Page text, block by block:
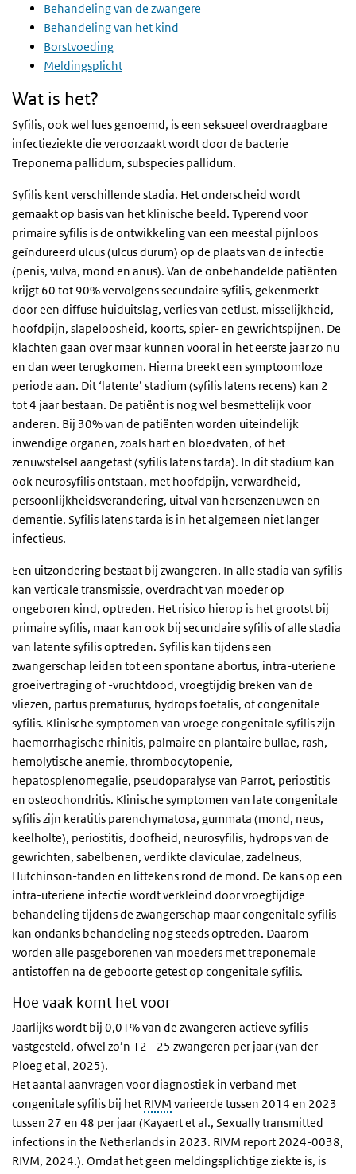
Behandeling van de zwangere
Behandeling van het kind
Borstvoeding
Meldingsplicht
Wat is het?
Syfilis, ook wel lues genoemd, is een seksueel overdraagbare
infectieziekte die veroorzaakt wordt door de bacterie
Treponema pallidum, subspecies pallidum.
Syfilis kent verschillende stadia. Het onderscheid wordt
gemaakt op basis van het klinische beeld. Typerend voor
primaire syfilis is de ontwikkeling van een meestal pijnloos
geïndureerd ulcus (ulcus durum) op de plaats van de infectie
(penis, vulva, mond en anus). Van de onbehandelde patiënten
krijgt 60 tot 90% vervolgens secundaire syfilis, gekenmerkt
door een diffuse huiduitslag, verlies van eetlust, misselijkheid,
hoofdpijn, slapeloosheid, koorts, spier- en gewrichtspijnen. De
klachten gaan over maar kunnen vooral in het eerste jaar zo nu
en dan weer terugkomen. Hierna breekt een symptoomloze
periode aan. Dit ‘latente’ stadium (syfilis latens recens) kan 2
tot 4 jaar bestaan. De patiënt is nog wel besmettelijk voor
anderen. Bij 30% van de patiënten worden uiteindelijk
inwendige organen, zoals hart en bloedvaten, of het
zenuwstelsel aangetast (syfilis latens tarda). In dit stadium kan
ook neurosyfilis ontstaan, met hoofdpijn, verwardheid,
persoonlijkheidsverandering, uitval van hersenzenuwen en
dementie. Syfilis latens tarda is in het algemeen niet langer
infectieus.
Een uitzondering bestaat bij zwangeren. In alle stadia van syfilis
kan verticale transmissie, overdracht van moeder op
ongeboren kind, optreden. Het risico hierop is het grootst bij
primaire syfilis, maar kan ook bij secundaire syfilis of alle stadia
van latente syfilis optreden. Syfilis kan tijdens een
zwangerschap leiden tot een spontane abortus, intra-uteriene
groeivertraging of -vruchtdood, vroegtijdig breken van de
vliezen, partus prematurus, hydrops foetalis, of congenitale
syfilis. Klinische symptomen van vroege congenitale syfilis zijn
haemorrhagische rhinitis, palmaire en plantaire bullae, rash,
hemolytische anemie, thrombocytopenie,
hepatosplenomegalie, pseudoparalyse van Parrot, periostitis
en osteochondritis. Klinische symptomen van late congenitale
syfilis zijn keratitis parenchymatosa, gummata (mond, neus,
keelholte), periostitis, doofheid, neurosyfilis, hydrops van de
gewrichten, sabelbenen, verdikte claviculae, zadelneus,
Hutchinson-tanden en littekens rond de mond. De kans op een
intra-uteriene infectie wordt verkleind door vroegtijdige
behandeling tijdens de zwangerschap maar congenitale syfilis
kan ondanks behandeling nog steeds optreden. Daarom
worden alle pasgeborenen van moeders met treponemale
antistoffen na de geboorte getest op congenitale syfilis.
Hoe vaak komt het voor
Jaarlijks wordt bij 0,01% van de zwangeren actieve syfilis
vastgesteld, ofwel zo’n 12 - 25 zwangeren per jaar (van der
Ploeg et al, 2025).
Het aantal aanvragen voor diagnostiek in verband met
congenitale syfilis bij het RIVM varieerde tussen 2014 en 2023
tussen 27 en 48 per jaar (Kayaert et al., Sexually transmitted
infections in the Netherlands in 2023. RIVM report 2024-0038,
RIVM, 2024.). Omdat het geen meldingsplichtige ziekte is, is